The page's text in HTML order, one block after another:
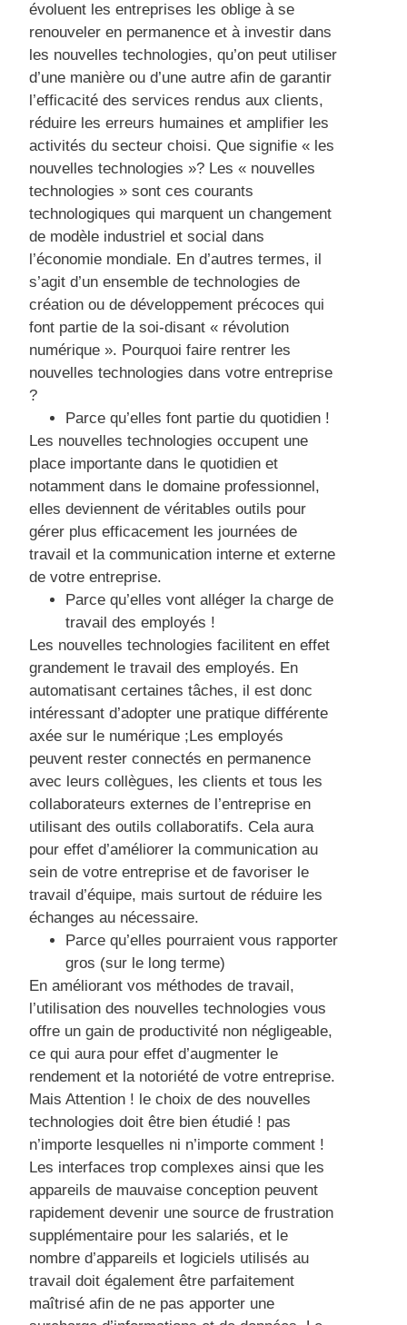
évoluent les entreprises les oblige à se
renouveler en permanence et à investir dans
les nouvelles technologies, qu’on peut utiliser
d’une manière ou d’une autre afin de garantir
l’efficacité des services rendus aux clients,
réduire les erreurs humaines et amplifier les
activités du secteur choisi. Que signifie « les
nouvelles technologies »? Les « nouvelles
technologies » sont ces courants
technologiques qui marquent un changement
de modèle industriel et social dans
l’économie mondiale. En d’autres termes, il
s’agit d’un ensemble de technologies de
création ou de développement précoces qui
font partie de la soi-disant « révolution
numérique ». Pourquoi faire rentrer les
nouvelles technologies dans votre entreprise
?
Parce qu’elles font partie du quotidien !
Les nouvelles technologies occupent une
place importante dans le quotidien et
notamment dans le domaine professionnel,
elles deviennent de véritables outils pour
gérer plus efficacement les journées de
travail et la communication interne et externe
de votre entreprise.
Parce qu’elles vont alléger la charge de
travail des employés !
Les nouvelles technologies facilitent en effet
grandement le travail des employés. En
automatisant certaines tâches, il est donc
intéressant d’adopter une pratique différente
axée sur le numérique ;Les employés
peuvent rester connectés en permanence
avec leurs collègues, les clients et tous les
collaborateurs externes de l’entreprise en
utilisant des outils collaboratifs. Cela aura
pour effet d’améliorer la communication au
sein de votre entreprise et de favoriser le
travail d’équipe, mais surtout de réduire les
échanges au nécessaire.
Parce qu’elles pourraient vous rapporter
gros (sur le long terme)
En améliorant vos méthodes de travail,
l’utilisation des nouvelles technologies vous
offre un gain de productivité non négligeable,
ce qui aura pour effet d’augmenter le
rendement et la notoriété de votre entreprise.
Mais Attention ! le choix de des nouvelles
technologies doit être bien étudié ! pas
n’importe lesquelles ni n’importe comment !
Les interfaces trop complexes ainsi que les
appareils de mauvaise conception peuvent
rapidement devenir une source de frustration
supplémentaire pour les salariés, et le
nombre d’appareils et logiciels utilisés au
travail doit également être parfaitement
maîtrisé afin de ne pas apporter une